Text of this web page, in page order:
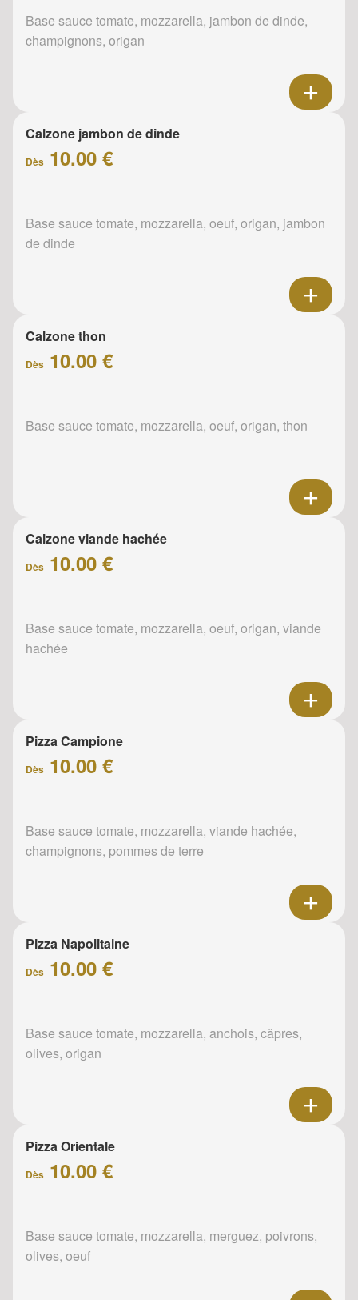
Base sauce tomate, mozzarella, jambon de dinde,
champignons, origan
Calzone jambon de dinde
Dès 10.00 €
Base sauce tomate, mozzarella, oeuf, origan, jambon
de dinde
Calzone thon
Dès 10.00 €
Base sauce tomate, mozzarella, oeuf, origan, thon
Calzone viande hachée
Dès 10.00 €
Base sauce tomate, mozzarella, oeuf, origan, viande
hachée
Pizza Campione
Dès 10.00 €
Base sauce tomate, mozzarella, viande hachée,
champignons, pommes de terre
Pizza Napolitaine
Dès 10.00 €
Base sauce tomate, mozzarella, anchois, câpres,
olives, origan
Pizza Orientale
Dès 10.00 €
Base sauce tomate, mozzarella, merguez, poivrons,
olives, oeuf